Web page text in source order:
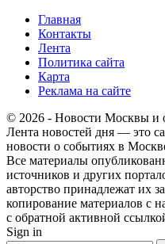
Главная
Контакты
Лента
Политика сайта
Карта
Реклама на сайте
© 2026 - Новости Москвы и
Лента новостей дня — это
новости о событиях в
Все материалы
источников и других
авторство принадлежат их
копирование материалов с
с обратной активной
Sign in